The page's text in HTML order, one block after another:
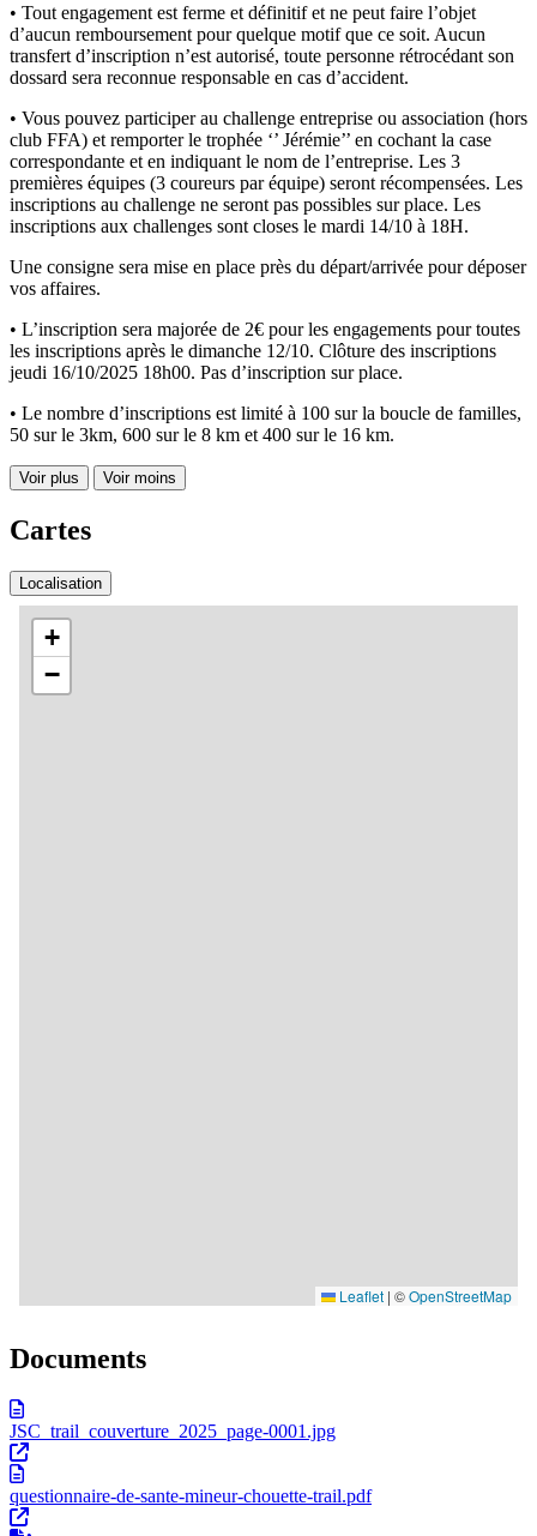
• Tout engagement est ferme et définitif et ne peut faire l’objet
d’aucun remboursement pour quelque motif que ce soit. Aucun
transfert d’inscription n’est autorisé, toute personne rétrocédant son
dossard sera reconnue responsable en cas d’accident.
• Vous pouvez participer au challenge entreprise ou association (hors
club FFA) et remporter le trophée ‘’ Jérémie’’ en cochant la case
correspondante et en indiquant le nom de l’entreprise. Les 3
premières équipes (3 coureurs par équipe) seront récompensées. Les
inscriptions au challenge ne seront pas possibles sur place. Les
inscriptions aux challenges sont closes le mardi 14/10 à 18H.
Une consigne sera mise en place près du départ/arrivée pour déposer
vos affaires.
• L’inscription sera majorée de 2€ pour les engagements pour toutes
les inscriptions après le dimanche 12/10. Clôture des inscriptions
jeudi 16/10/2025 18h00. Pas d’inscription sur place.
• Le nombre d’inscriptions est limité à 100 sur la boucle de familles,
50 sur le 3km, 600 sur le 8 km et 400 sur le 16 km.
Voir plus Voir moins
Cartes
Localisation
Documents
JSC_trail_couverture_2025_page-0001.jpg
questionnaire-de-sante-mineur-chouette-trail.pdf